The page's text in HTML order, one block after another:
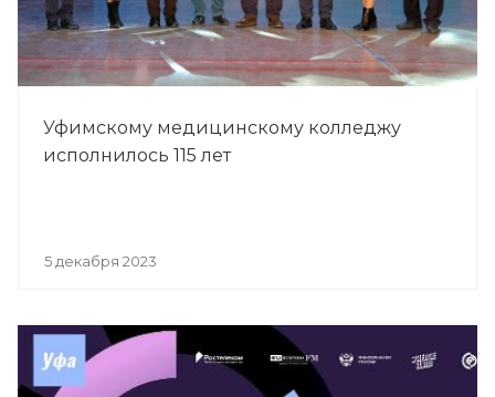
Уфимскому медицинскому колледжу
исполнилось 115 лет
5 декабря 2023